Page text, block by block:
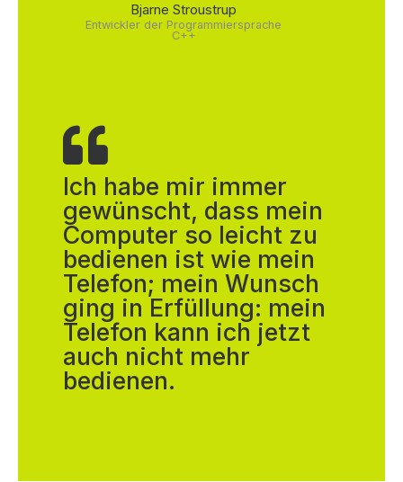
Bjarne Stroustrup
Entwickler der Programmiersprache
C++
Ich habe mir immer
gewünscht, dass mein
Computer so leicht zu
bedienen ist wie mein
Telefon; mein Wunsch
ging in Erfüllung: mein
Telefon kann ich jetzt
auch nicht mehr
bedienen.